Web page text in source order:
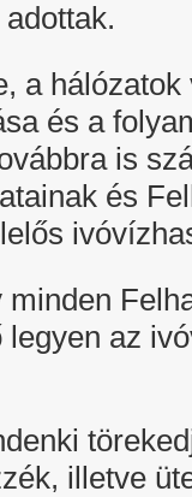
a
és a
is
és
az
illetve